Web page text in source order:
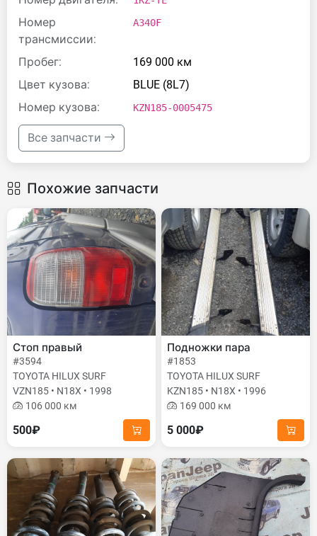
Номер
трансмиссии:
A340F
Пробег:
169 000 км
Цвет кузова:
BLUE (8L7)
Номер кузова:
KZN185-0005475
Все запчасти
Похожие запчасти
Стоп правый
#3594
TOYOTA HILUX SURF
VZN185 • N18X • 1998
106 000 км
500₽
Подножки пара
#1853
TOYOTA HILUX SURF
KZN185 • N18X • 1996
169 000 км
5 000₽